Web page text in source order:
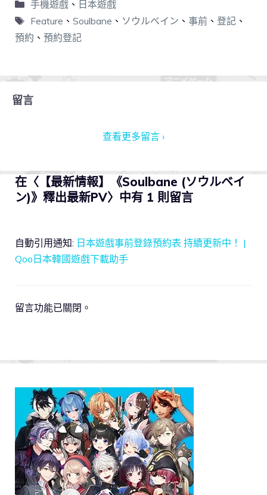
手機遊戲、 日本遊戲
Feature 、 Soulbane 、 ソウルベイン 、 事前、 登記、
預約 、 預約登記
留言
查看更多留言 ›
在〈【最新情報】《Soulbane (ソウルベイ
ン)》釋出最新PV〉中有 1 則留言
自動引用通知: 日本遊戲事前登錄預約表 持續更新中！ |
Qoo日本韓國遊戲下載助手
留言功能已關閉。